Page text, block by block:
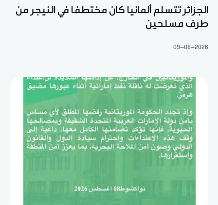
الجزائر تتسلم ألمانيا كان مختطفا في النيجر من
طرف مسلحين
09-08-2026